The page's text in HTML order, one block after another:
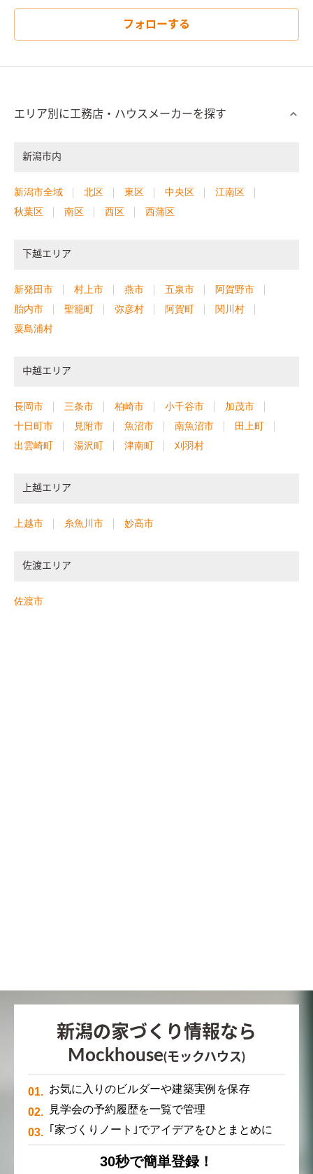
フォローする
エリア別に工務店・ハウスメーカーを探す
新潟市内
新潟市全域 北区 東区 中央区
江南区
秋葉区
南区 西区 西蒲区
下越エリア
新発田市 村上市 燕市 五泉市
阿賀野市
胎内市
聖籠町 弥彦村 阿賀町
関川村
粟島浦村
中越エリア
長岡市 三条市 柏崎市 小千谷市
加茂市
十日町市
見附市 魚沼市 南魚沼市
田上町
出雲崎町
湯沢町 津南町 刈羽村
上越エリア
上越市 糸魚川市 妙高市
佐渡エリア
佐渡市
新潟の家づくり情報なら
Mockhouse(モックハウス)
お気に入りのビルダーや建築実例を保存
見学会の予約履歴を一覧で管理
｢家づくりノート｣でアイデアをひとまとめに
30秒で簡単登録！